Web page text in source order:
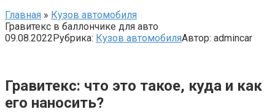
Главная » Кузов автомобиля
Гравитекс в баллончике для авто
09.08.2022Рубрика: Кузов автомобиляАвтор: admincar
Гравитекс: что это такое, куда и как
его наносить?